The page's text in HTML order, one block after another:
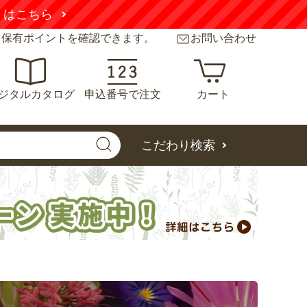
ちら
有ポイントを確認できます。 お問い合わせ
タルカタログ 申込番号で注文 カート
こだわり検索